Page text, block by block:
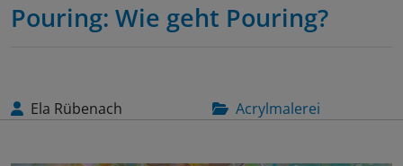
Pouring: Wie geht Pouring?
Ela Rübenach Acrylmalerei